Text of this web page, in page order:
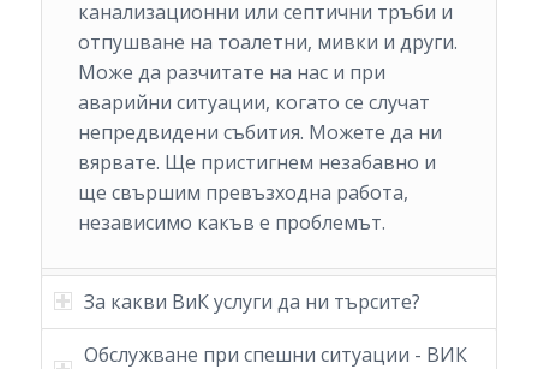
канализационни или септични тръби и
отпушване на тоалетни, мивки и други.
Може да разчитате на нас и при
аварийни ситуации, когато се случат
непредвидени събития. Можете да ни
вярвате. Ще пристигнем незабавно и
ще свършим превъзходна работа,
независимо какъв е проблемът.
За какви ВиК услуги да ни търсите?
Обслужване при спешни ситуации - ВИК